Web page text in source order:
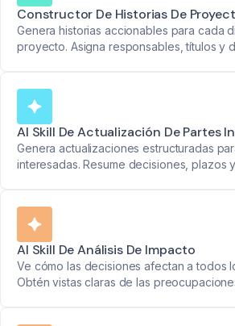
Constructor De Historias De
Genera historias accionables para cada
proyecto. Asigna responsables, títulos y
AI Skill De Actualización De Partes
Genera actualizaciones estructuradas
interesadas. Resume decisiones, plazos
AI Skill De Análisis De Impacto
Ve cómo las decisiones afectan a todos
Obtén vistas claras de las